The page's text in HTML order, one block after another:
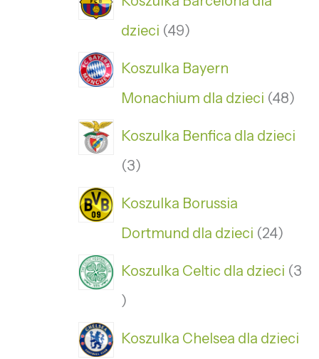
dzieci 49
Koszulka Bayern
Monachium dla dzieci 48
Koszulka Benfica dla dzieci
3
Koszulka Borussia
Dortmund dla dzieci 24
Koszulka Celtic dla dzieci 3
Koszulka Chelsea dla dzieci